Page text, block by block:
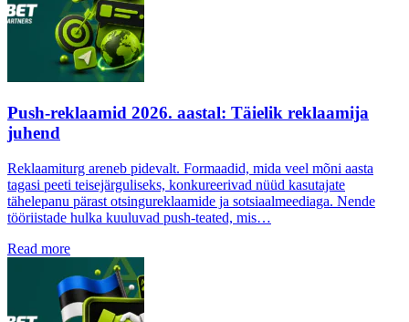
Push-reklaamid 2026. aastal: Täielik reklaamija
juhend
Reklaamiturg areneb pidevalt. Formaadid, mida veel mõni aasta
tagasi peeti teisejärguliseks, konkureerivad nüüd kasutajate
tähelepanu pärast otsingureklaamide ja sotsiaalmeediaga. Nende
tööriistade hulka kuuluvad push-teated, mis…
Read more